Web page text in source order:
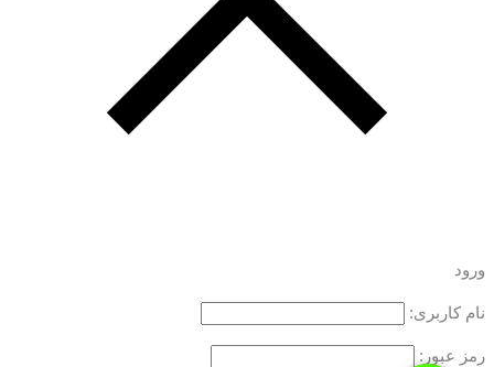
ورود
نام کاربری:
رمز عبور: